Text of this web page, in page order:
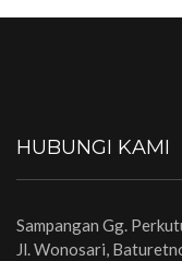
HUBUNGI KAMI
Sampangan Gg.
Jl. Wonosari,